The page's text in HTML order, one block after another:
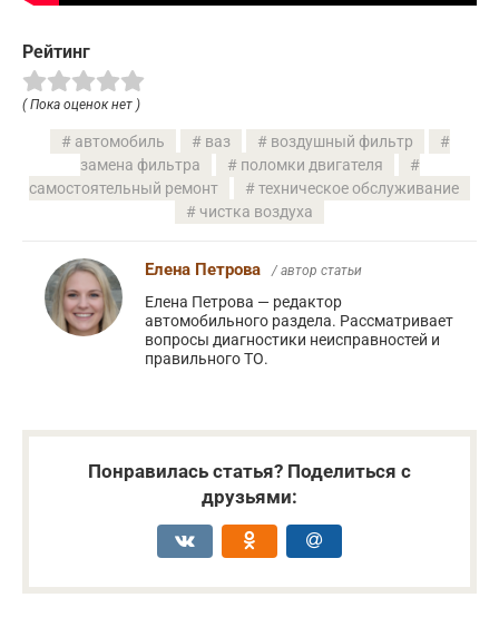
Рейтинг
( Пока оценок нет )
автомобиль ваз
воздушный фильтр
замена фильтра
поломки двигателя
самостоятельный ремонт
техническое обслуживание
чистка воздуха
Елена Петрова / автор статьи
Елена Петрова — редактор
автомобильного раздела. Рассматривает
вопросы диагностики неисправностей и
правильного ТО.
Понравилась статья? Поделиться с
друзьями: